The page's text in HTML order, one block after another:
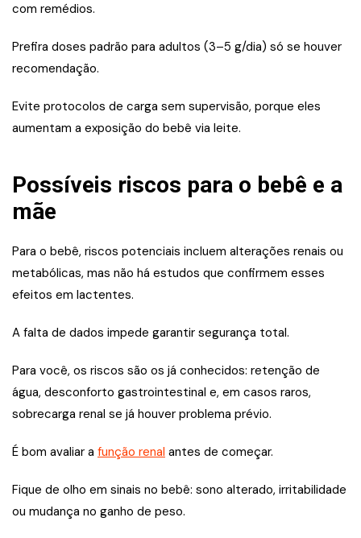
com remédios.
Prefira doses padrão para adultos (3–5 g/dia) só se houver
recomendação.
Evite protocolos de carga sem supervisão, porque eles
aumentam a exposição do bebê via leite.
Possíveis riscos para o bebê e a
mãe
Para o bebê, riscos potenciais incluem alterações renais ou
metabólicas, mas não há estudos que confirmem esses
efeitos em lactentes.
A falta de dados impede garantir segurança total.
Para você, os riscos são os já conhecidos: retenção de
água, desconforto gastrointestinal e, em casos raros,
sobrecarga renal se já houver problema prévio.
É bom avaliar a função renal antes de começar.
Fique de olho em sinais no bebê: sono alterado, irritabilidade
ou mudança no ganho de peso.